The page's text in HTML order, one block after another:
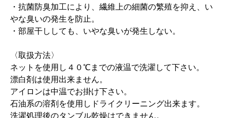
・抗菌防臭加工により、繊維上の細菌の繁殖を抑え、い
やな臭いの発生を防止。
・部屋干ししても、いやな臭いが発生しない。
〈取扱方法〉
ネットを使用し４０℃までの液温で洗濯して下さい。
漂白剤は使用出来ません。
アイロンは中温でお掛け下さい。
石油系の溶剤を使用しドライクリーニング出来ます。
洗濯処理後のタンブル乾燥はできません。